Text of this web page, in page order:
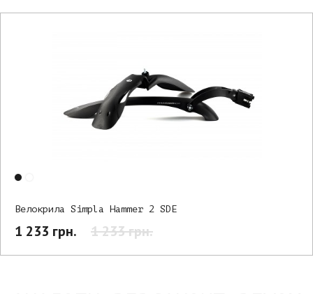
Велокрила Simpla Hammer 2 SDE
1 233 грн. 1 233 грн.